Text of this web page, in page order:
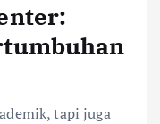
tapi juga